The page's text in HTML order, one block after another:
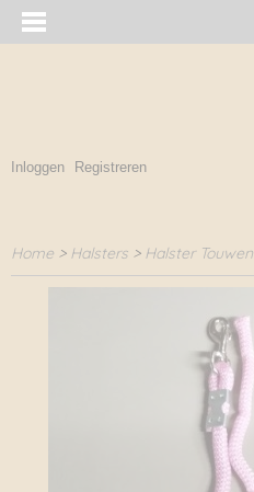
Inloggen Registreren
Home > Halsters > Halster Touwen